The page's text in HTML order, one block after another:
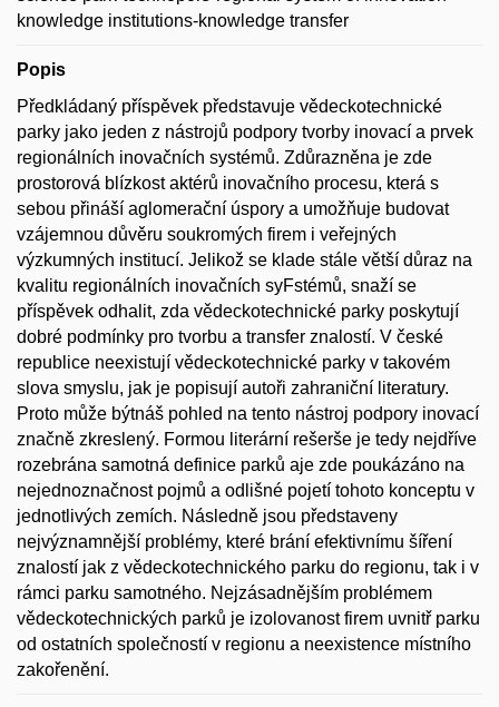
knowledge institutions-knowledge transfer
Popis
Předkládaný příspěvek představuje vědeckotechnické
parky jako jeden z nástrojů podpory tvorby inovací a prvek
regionálních inovačních systémů. Zdůrazněna je zde
prostorová blízkost aktérů inovačního procesu, která s
sebou přináší aglomerační úspory a umožňuje budovat
vzájemnou důvěru soukromých firem i veřejných
výzkumných institucí. Jelikož se klade stále větší důraz na
kvalitu regionálních inovačních syFstémů, snaží se
příspěvek odhalit, zda vědeckotechnické parky poskytují
dobré podmínky pro tvorbu a transfer znalostí. V české
republice neexistují vědeckotechnické parky v takovém
slova smyslu, jak je popisují autoři zahraniční literatury.
Proto může býtnáš pohled na tento nástroj podpory inovací
značně zkreslený. Formou literární rešerše je tedy nejdříve
rozebrána samotná definice parků aje zde poukázáno na
nejednoznačnost pojmů a odlišné pojetí tohoto konceptu v
jednotlivých zemích. Následně jsou představeny
nejvýznamnější problémy, které brání efektivnímu šíření
znalostí jak z vědeckotechnického parku do regionu, tak i v
rámci parku samotného. Nejzásadnějším problémem
vědeckotechnických parků je izolovanost firem uvnitř parku
od ostatních společností v regionu a neexistence místního
zakořenění.